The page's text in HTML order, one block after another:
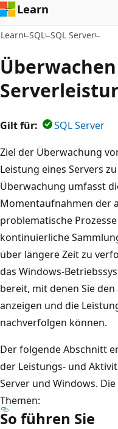
Learn
Learn SQL SQL Server
Gilt für:
SQL Server
Ziel der Überwachung
Leistung eines Servers
Überwachung umfasst
Momentaufnahmen der
problematische
kontinuierliche
über längere Zeit zu
das Windows-
bereit, mit denen Sie
anzeigen und die
nachverfolgen können.
Der folgende Abschnitt
der Leistungs- und
Server und Windows.
Themen:
So führen Sie